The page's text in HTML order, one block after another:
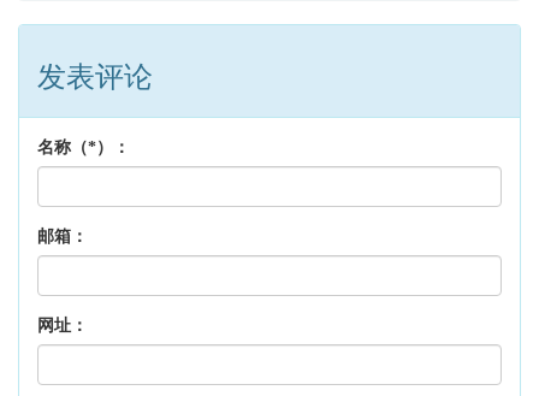
发表评论
名称（*）：
邮箱：
网址：